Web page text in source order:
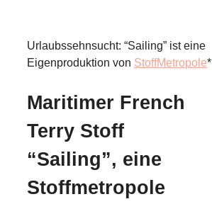
Urlaubssehnsucht: “Sailing” ist eine
Eigenproduktion von StoffMetropole*
Maritimer French
Terry Stoff
“Sailing”, eine
Stoffmetropole